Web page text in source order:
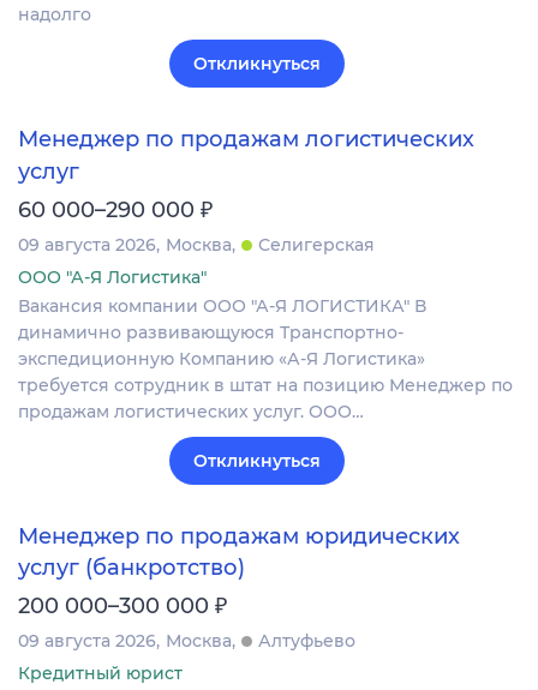
надолго
Откликнуться
Менеджер по продажам логистических
услуг
60 000–290 000 ₽
09 августа 2026 Москва
Селигерская
ООО "А-Я Логистика"
Вакансия компании ООО "А-Я ЛОГИСТИКА" В
динамично развивающуюся Транспортно-
экспедиционную Компанию «А-Я Логистика»
требуется сотрудник в штат на позицию Менеджер по
продажам логистических услуг. ООО…
Откликнуться
Менеджер по продажам юридических
услуг (банкротство)
200 000–300 000 ₽
09 августа 2026 Москва
Алтуфьево
Кредитный юрист